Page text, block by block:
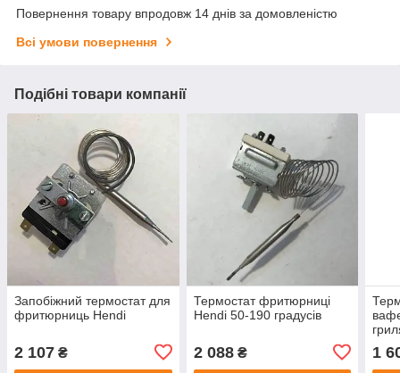
Повернення товару впродовж 14 днів за домовленістю
Всі умови повернення
Подібні товари компанії
Запобіжний термостат для
фритюрниць Hendi
2 107 ₴
Термостат фритюрниці
Hendi 50-190 градусів
2 088₴ 1